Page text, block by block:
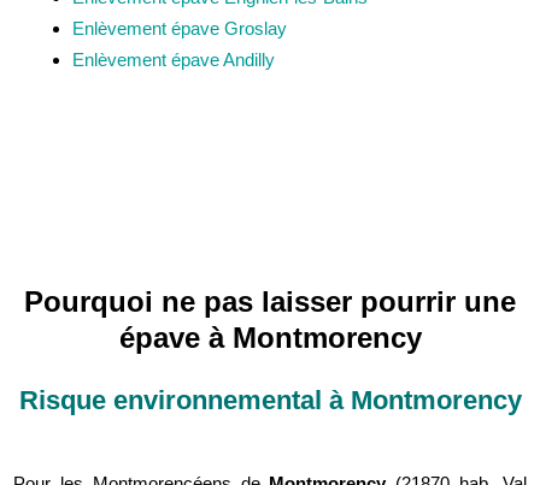
Enlèvement épave Groslay
Enlèvement épave Andilly
Pourquoi ne pas laisser pourrir une
épave à Montmorency
Risque environnemental à Montmorency